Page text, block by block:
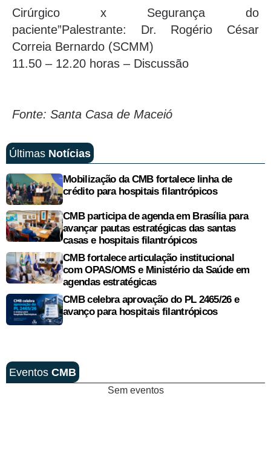
Cirúrgico x Segurança do
paciente”Palestrante: Dr. Rogério César
Correia Bernardo (SCMM)
11.50 – 12.20 horas – Discussão
Fonte: Santa Casa de Maceió
Últimas Notícias
Mobilização da CMB fortalece linha de
crédito para hospitais filantrópicos
CMB participa de agenda em Brasília para
avançar pautas estratégicas das santas
casas e hospitais filantrópicos
CMB fortalece articulação institucional
com OPAS/OMS e Ministério da Saúde em
agendas estratégicas
CMB celebra aprovação do PL 2465/26 e
avanço para hospitais filantrópicos
Eventos CMB
Sem eventos